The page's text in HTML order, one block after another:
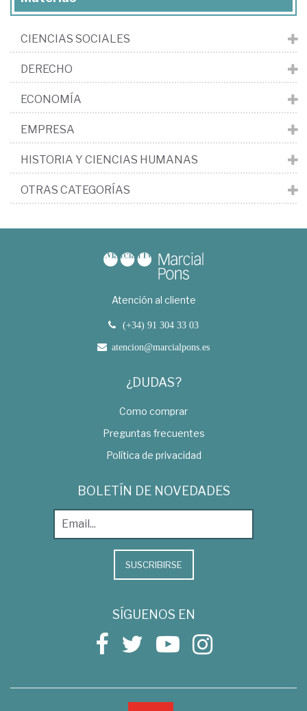
CIENCIAS SOCIALES
DERECHO
ECONOMÍA
EMPRESA
HISTORIA Y CIENCIAS HUMANAS
OTRAS CATEGORÍAS
Atención al cliente
(+34) 91 304 33 03
atencion@marcialpons.es
¿DUDAS?
Como comprar
Preguntas frecuentes
Política de privacidad
BOLETÍN DE NOVEDADES
SUSCRIBIRSE
SÍGUENOS EN